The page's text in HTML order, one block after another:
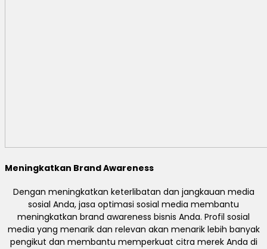
Meningkatkan Brand Awareness
Dengan meningkatkan keterlibatan dan jangkauan media
sosial Anda, jasa optimasi sosial media membantu
meningkatkan brand awareness bisnis Anda. Profil sosial
media yang menarik dan relevan akan menarik lebih banyak
pengikut dan membantu memperkuat citra merek Anda di